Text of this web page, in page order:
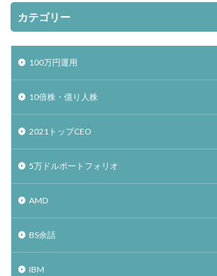
カテゴリー
100万円運用
10倍株・億り人株
2021トップCEO
5万ドルポートフォリオ
AMD
BS余話
IBM